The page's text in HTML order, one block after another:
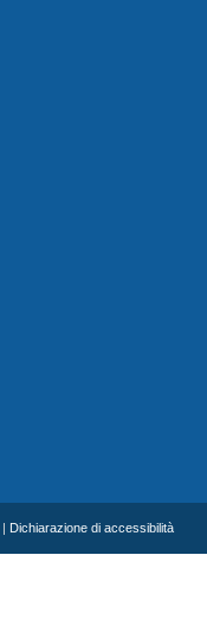
Dichiarazione di accessibilità